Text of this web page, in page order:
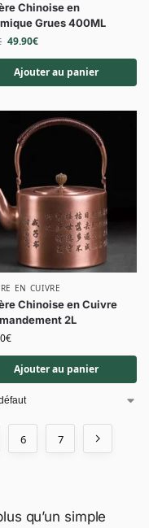
Chinoise en
Grues 400ML
49.90€
Ajouter au panier
EN CUIVRE
Chinoise en Cuivre
2L
€
Ajouter au panier
6 7
qu’un simple